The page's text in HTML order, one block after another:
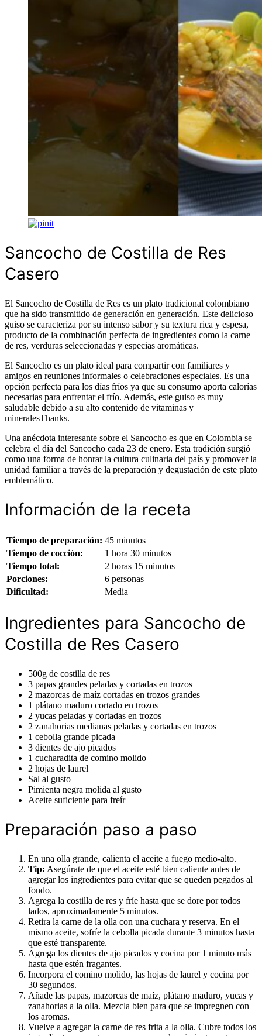
Sancocho de Costilla de Res
Casero
El Sancocho de Costilla de Res es un plato tradicional colombiano
que ha sido transmitido de generación en generación. Este delicioso
guiso se caracteriza por su intenso sabor y su textura rica y espesa,
producto de la combinación perfecta de ingredientes como la carne
de res, verduras seleccionadas y especias aromáticas.
El Sancocho es un plato ideal para compartir con familiares y
amigos en reuniones informales o celebraciones especiales. Es una
opción perfecta para los días fríos ya que su consumo aporta calorías
necesarias para enfrentar el frío. Además, este guiso es muy
saludable debido a su alto contenido de vitaminas y
mineralesThanks.
Una anécdota interesante sobre el Sancocho es que en Colombia se
celebra el día del Sancocho cada 23 de enero. Esta tradición surgió
como una forma de honrar la cultura culinaria del país y promover la
unidad familiar a través de la preparación y degustación de este plato
emblemático.
Información de la receta
Tiempo de preparación: 45 minutos
Tiempo de cocción:
1 hora 30 minutos
Tiempo total:
2 horas 15 minutos
Porciones:
6 personas
Dificultad:
Media
Ingredientes para Sancocho de
Costilla de Res Casero
500g de costilla de res
3 papas grandes peladas y cortadas en trozos
2 mazorcas de maíz cortadas en trozos grandes
1 plátano maduro cortado en trozos
2 yucas peladas y cortadas en trozos
2 zanahorias medianas peladas y cortadas en trozos
1 cebolla grande picada
3 dientes de ajo picados
1 cucharadita de comino molido
2 hojas de laurel
Sal al gusto
Pimienta negra molida al gusto
Aceite suficiente para freír
Preparación paso a paso
En una olla grande, calienta el aceite a fuego medio-alto.
Tip: Asegúrate de que el aceite esté bien caliente antes de
agregar los ingredientes para evitar que se queden pegados al
fondo.
Agrega la costilla de res y fríe hasta que se dore por todos
lados, aproximadamente 5 minutos.
Retira la carne de la olla con una cuchara y reserva. En el
mismo aceite, sofríe la cebolla picada durante 3 minutos hasta
que esté transparente.
Agrega los dientes de ajo picados y cocina por 1 minuto más
hasta que estén fragantes.
Incorpora el comino molido, las hojas de laurel y cocina por
30 segundos.
Añade las papas, mazorcas de maíz, plátano maduro, yucas y
zanahorias a la olla. Mezcla bien para que se impregnen con
los aromas.
Vuelve a agregar la carne de res frita a la olla. Cubre todos los